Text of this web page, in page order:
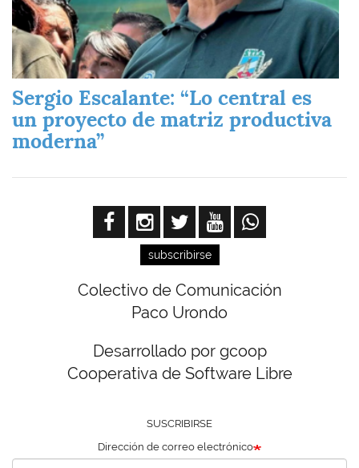
Sergio Escalante: “Lo central es
un proyecto de matriz productiva
moderna”
subscribirse
Colectivo de Comunicación
Paco Urondo
Desarrollado por gcoop
Cooperativa de Software Libre
SUSCRIBIRSE
Dirección de correo electrónico